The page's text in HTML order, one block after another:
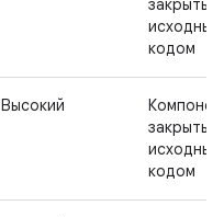
закрытым
исходным
кодом
Высокий
закрытым
исходным
кодом